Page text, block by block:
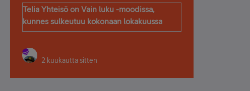
Telia Yhteisö on Vain luku -moodissa,
kunnes sulkeutuu kokonaan lokakuussa
2 kuukautta sitten